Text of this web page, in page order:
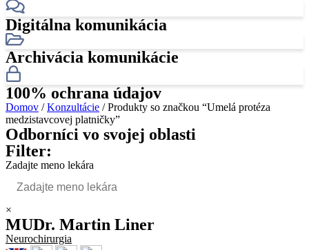
Digitálna komunikácia
Archivácia komunikácie
100% ochrana údajov
Domov /Konzultácie / Produkty so značkou “Umelá protéza
medzistavcovej platničky”
Odborníci vo svojej oblasti
Filter:
Zadajte meno lekára
×
MUDr. Martin Liner
Neurochirurgia